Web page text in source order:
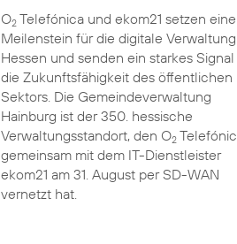
O2Telefónica und ekom21 setzen
Meilenstein für die digitale
Hessen und senden ein starkes
die Zukunftsfähigkeit des öffentlichen
Sektors. Die Gemeindeverwaltung
Hainburg ist der 350. hessische
Verwaltungsstandort, den O2
gemeinsam mit dem IT-Dienstleister
ekom21 am 31. August per SD-WAN
vernetzt hat.